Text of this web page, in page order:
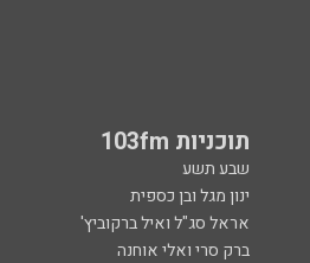
תוכניות 103fm
שבע תשע
ינון מגל ובן כספית
אראל סג"ל ואיל ברקוביץ'
ברק סרי ואלי אוחנה